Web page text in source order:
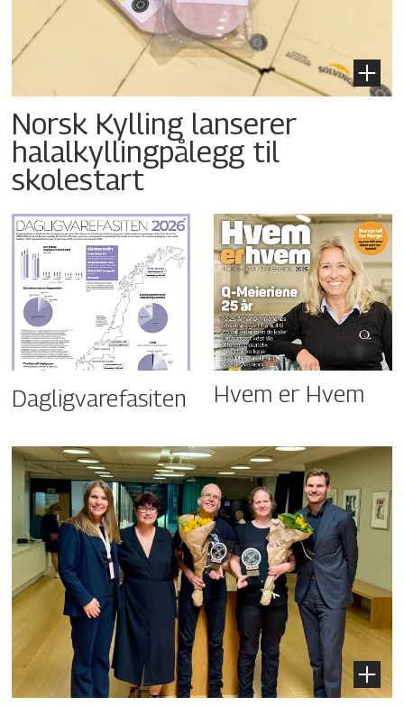
Norsk Kylling lanserer
halalkyllingpålegg til
skolestart
Dagligvarefasiten Hvem er Hvem